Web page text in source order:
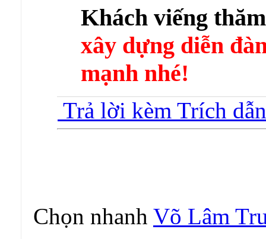
Khách viếng
xây dựng diễn
mạnh nhé!
Trả lời kèm Trích dẫn
Chọn nhanh Võ Lâm